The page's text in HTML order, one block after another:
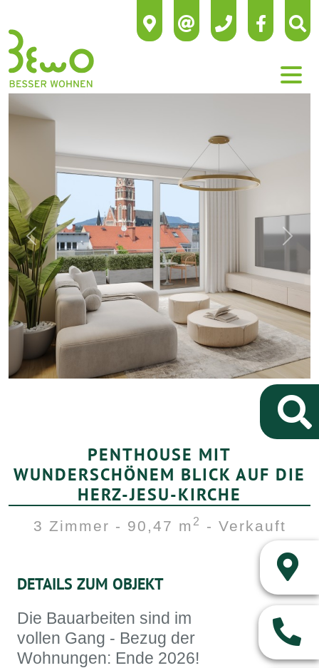
Previous Next
PENTHOUSE MIT
WUNDERSCHÖNEM BLICK AUF DIE
HERZ-JESU-KIRCHE
3 Zimmer - 90,47 m 2 - Verkauft
DETAILS ZUM OBJEKT
Die Bauarbeiten sind im
vollen Gang - Bezug der
Wohnungen: Ende 2026!